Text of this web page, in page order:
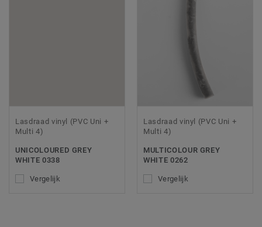
Lasdraad vinyl (PVC Uni +
Multi 4)
UNICOLOURED GREY
WHITE 0338
Vergelijk
Lasdraad vinyl (PVC Uni +
Multi 4)
MULTICOLOUR GREY
WHITE 0262
Vergelijk